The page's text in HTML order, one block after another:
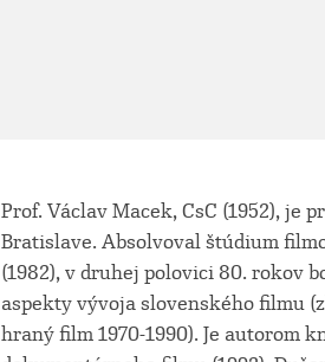
Prof. Václav Macek, CsC (1952), je
Bratislave. Absolvoval štúdium
(1982), v druhej polovici 80. rokov
aspekty vývoja slovenského filmu
hraný film 1970-1990). Je autorom